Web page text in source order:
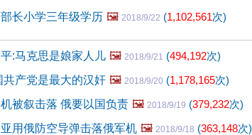
长小学三年级学历 🖼️ 2018/9/22 (1,102,561次)
:马克思是娘家人儿 🖼️ 2018/9/21 (494,192次)
共产党是最大的汉奸 🖼️ 2018/9/20 (1,178,165次)
被叙击落 俄要以国负责 🖼️ 2018/9/19 (379,232次)
用俄防空导弹击落俄军机 🖼️ 2018/9/18 (363,148次)